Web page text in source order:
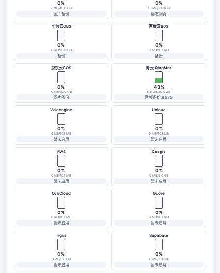
0%
2 MB/40.0 GB
图片备份
0%
13 MB/10.0 GB
静态网页
华为云OBS
0%
0 MB/10.0 GB
备份
百度云BOS
0%
0 MB/102 MB
备份
京东云COS
0%
0 MB/10.0 GB
图片备份
青云 QingStor
43%
8.6 GB/20.0 GB
音频备份,8.63G
Volcengine
0%
0 MB/102 MB
暂未启用
Ucloud
0%
0 MB/102 MB
暂未启用
AWS
0%
0 MB/102 MB
暂未启用
Google
0%
0 MB/5.0 GB
暂未启用
OvhCloud
0%
0 MB/102 MB
暂未启用
Gcore
0%
0 MB/102 MB
暂未启用
Tigris
0%
0 MB/5.0 GB
暂未启用
Supabase
0%
0 MB/1.0 GB
暂未启用